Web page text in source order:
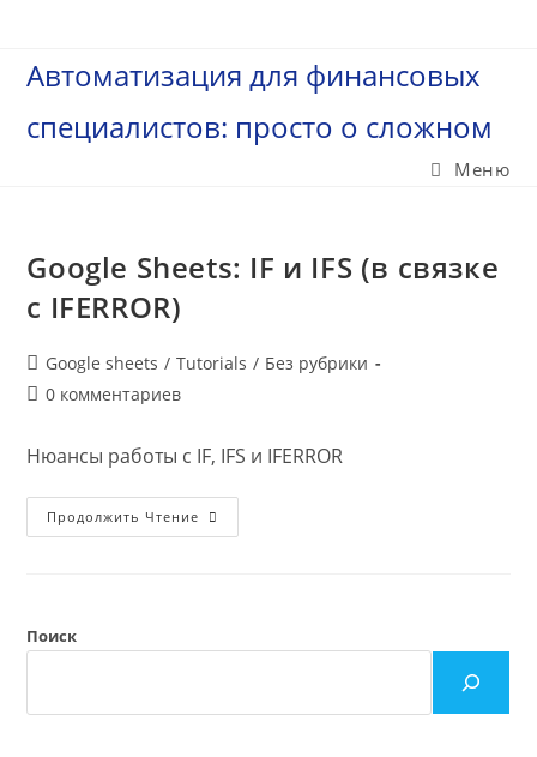
содержимому
Автоматизация для финансовых
специалистов: просто о сложном
Меню
Google Sheets: IF и IFS (в связке
с IFERROR)
Рубрика
записи:
Google sheets / Tutorials / Без рубрики
Комментарии
записи:
0 комментариев
Нюансы работы с IF, IFS и IFERROR
Продолжить Чтение Google
Sheets:
IFERROR)
Поиск